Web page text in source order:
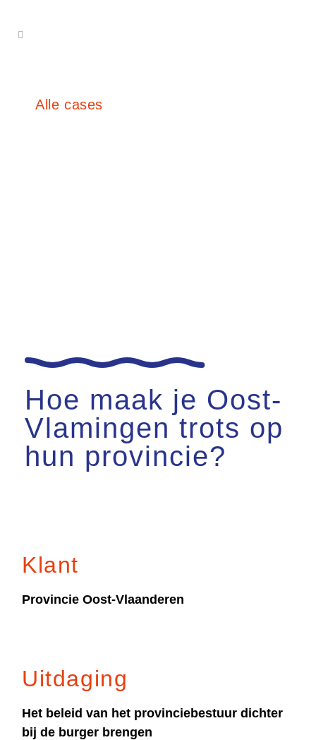
Alle cases
Hoe maak je Oost-
Vlamingen trots op
hun provincie?
Klant
Provincie Oost-Vlaanderen
Uitdaging
Het beleid van het provinciebestuur dichter
bij de burger brengen